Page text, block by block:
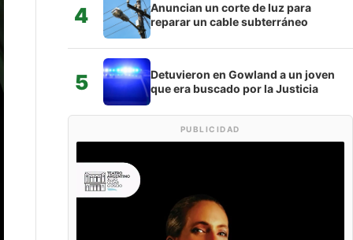
4
Anuncian un corte de luz para
reparar un cable subterráneo
5
Detuvieron en Gowland a un joven
que era buscado por la Justicia
PUBLICIDAD